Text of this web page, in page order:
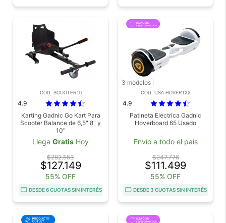
COD. SCOOTER10
4.9
Karting Gadnic Go Kart Para
Scooter Balance de 6,5" 8" y
10"
Llega Gratis Hoy
$282.553
$127.149
55% OFF
DESDE 6 CUOTAS SIN INTERÉS
3 modelos
COD. USA-HOVER1XX
4.9
Patineta Electrica Gadnic
Hoverboard 65 Usado
Envío a todo el país
$247.776
$111.499
55% OFF
DESDE 3 CUOTAS SIN INTERÉS